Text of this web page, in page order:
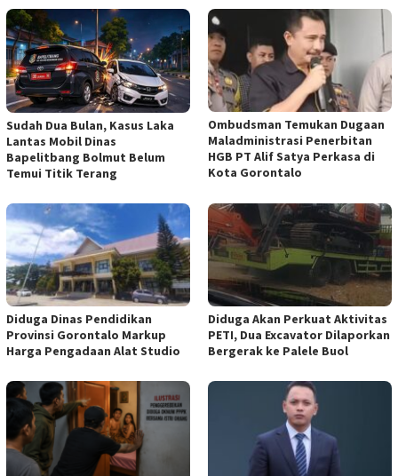
Sudah Dua Bulan, Kasus Laka
Lantas Mobil Dinas
Bapelitbang Bolmut Belum
Temui Titik Terang
Ombudsman Temukan Dugaan
Maladministrasi Penerbitan
HGB PT Alif Satya Perkasa di
Kota Gorontalo
Diduga Dinas Pendidikan
Provinsi Gorontalo Markup
Harga Pengadaan Alat Studio
Diduga Akan Perkuat Aktivitas
PETI, Dua Excavator Dilaporkan
Bergerak ke Palele Buol